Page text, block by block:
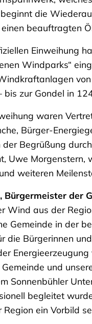
die
beauftragten
Einweihung
Windparks“
bis zur Gondel in
waren
Bürger-
Begrüßung
Uwe
weiteren
Bürgermeister der
Wind aus der
Gemeinde in der
die Bürgerinnen
und
Sonnenbühler
begleitet
Region ein Vorbild